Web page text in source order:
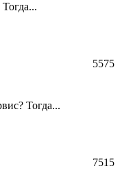
Тогда...
5575
7515